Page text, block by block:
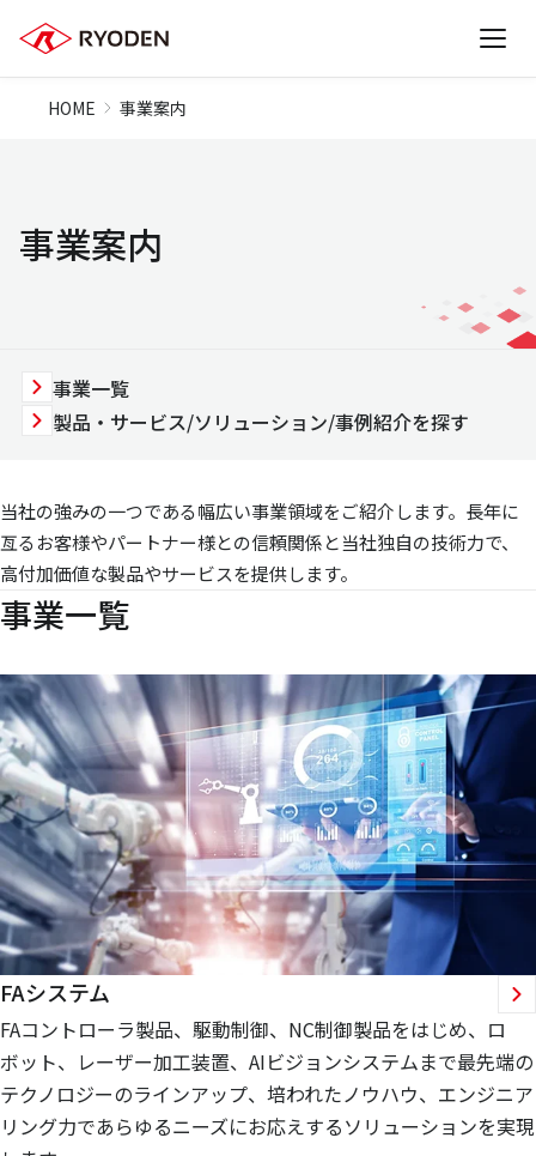
HOME 事業案内
事業案内
事業一覧
製品・サービス/ソリューション/事例紹介を探す
当社の強みの一つである幅広い事業領域をご紹介します。長年に
亙るお客様やパートナー様との信頼関係と当社独自の技術力で、
高付加価値な製品やサービスを提供します。
事業一覧
FAシステム
FAコントローラ製品、駆動制御、NC制御製品をはじめ、ロ
ボット、レーザー加工装置、AIビジョンシステムまで最先端の
テクノロジーのラインアップ、培われたノウハウ、エンジニア
リング力であらゆるニーズにお応えするソリューションを実現